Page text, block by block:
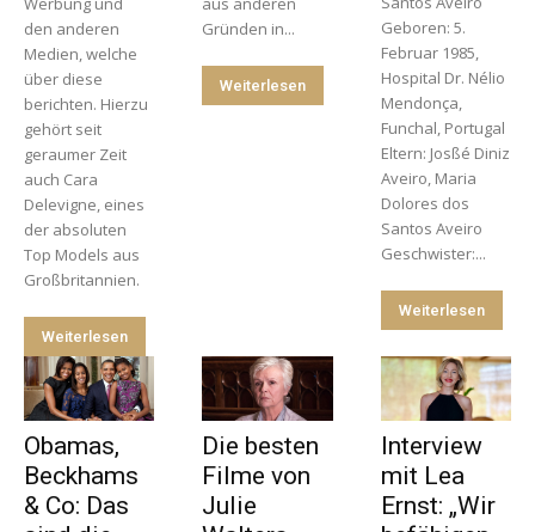
den anderen
Medien, welche
über diese
berichten. Hierzu
gehört seit
geraumer Zeit
auch Cara
Delevigne, eines
der absoluten
Top Models aus
Großbritannien.
Weiterlesen
Gründen in...
Weiterlesen
Geboren: 5.
Februar 1985,
Hospital Dr. Nélio
Mendonça,
Funchal, Portugal
Eltern: Josßé Diniz
Aveiro, Maria
Dolores dos
Santos Aveiro
Geschwister:...
Weiterlesen
Obamas,
Beckhams
& Co: Das
Die besten
Filme von
Julie
Interview
mit Lea
Ernst: „Wir